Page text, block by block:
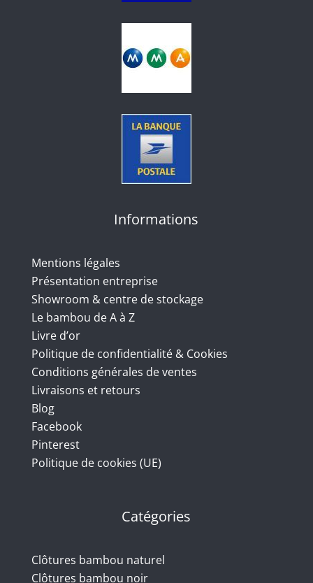
Informations
Mentions légales
Présentation entreprise
Showroom & centre de stockage
Le bambou de A à Z
Livre d’or
Politique de confidentialité & Cookies
Conditions générales de ventes
Livraisons et retours
Blog
Facebook
Pinterest
Politique de cookies (UE)
Catégories
Clôtures bambou naturel
Clôtures bambou noir